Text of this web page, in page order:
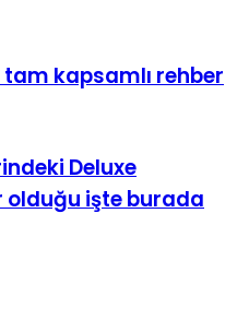
kapsamlı rehber
Deluxe
olduğu işte burada